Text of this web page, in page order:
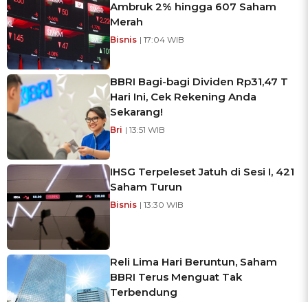
Ambruk 2% hingga 607 Saham
Merah
Bisnis | 17:04 WIB
BBRI Bagi-bagi Dividen Rp31,47 T
Hari Ini, Cek Rekening Anda
Sekarang!
Bri | 13:51 WIB
IHSG Terpeleset Jatuh di Sesi I, 421
Saham Turun
Bisnis | 13:30 WIB
Reli Lima Hari Beruntun, Saham
BBRI Terus Menguat Tak
Terbendung